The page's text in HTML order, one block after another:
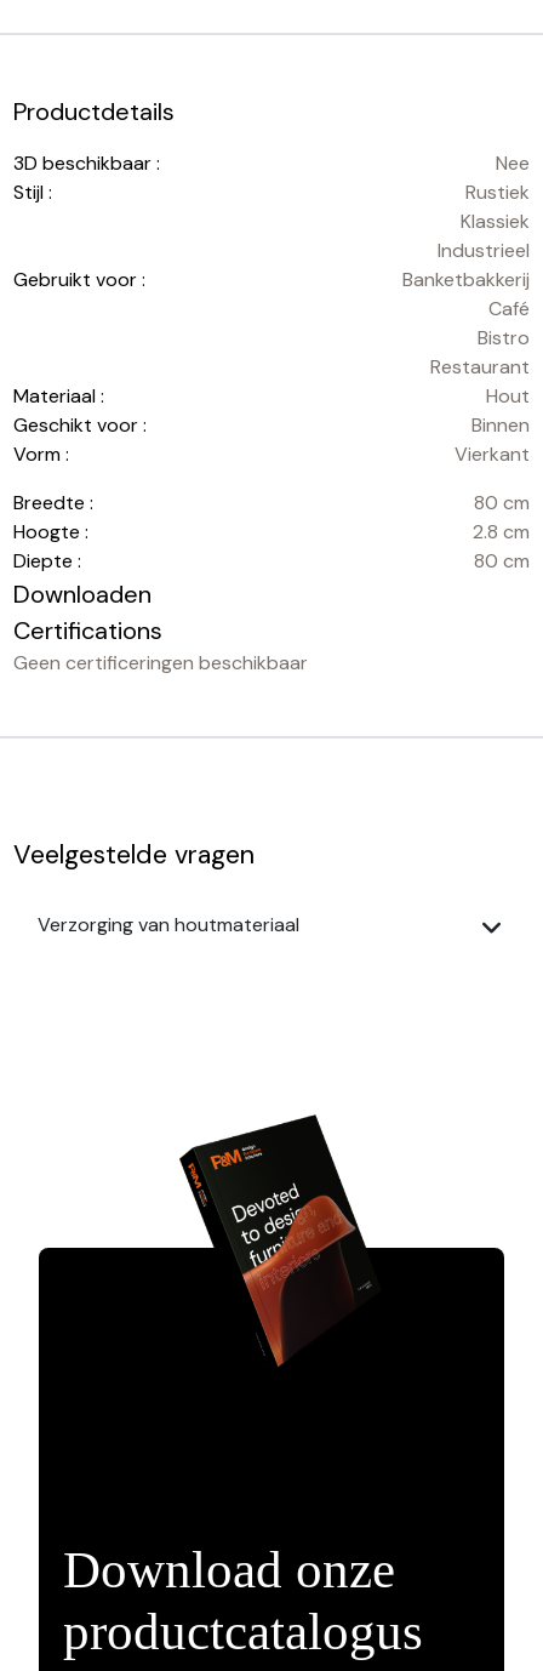
Productdetails
3D beschikbaar :
Nee
Stijl :
Rustiek
Klassiek
Industrieel
Gebruikt voor :
Banketbakkerij
Café
Bistro
Restaurant
Materiaal :
Hout
Geschikt voor :
Binnen
Vorm :
Vierkant
Breedte :
80 cm
Hoogte :
2.8 cm
Diepte :
80 cm
Downloaden
Certifications
Geen certificeringen beschikbaar
Veelgestelde vragen
Verzorging van houtmateriaal
Download onze
productcatalogus